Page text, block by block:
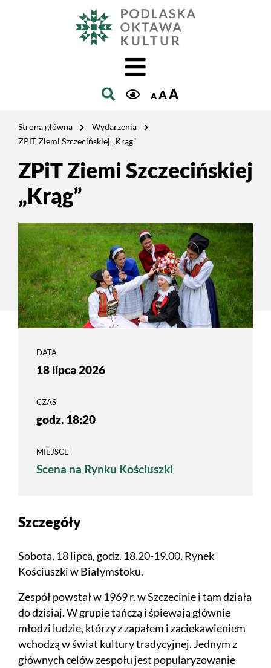
AAA
Strona główna
Wydarzenia
ZPiT Ziemi Szczecińskiej „Krąg”
ZPiT Ziemi Szczecińskiej
„Krąg”
DATA
18 lipca 2026
CZAS
godz. 18:20
MIEJSCE
Scena na Rynku Kościuszki
Szczegóły
Sobota, 18 lipca, godz. 18.20-19.00, Rynek
Kościuszki w Białymstoku.
Zespół powstał w 1969 r. w Szczecinie i tam działa
do dzisiaj. W grupie tańczą i śpiewają głównie
młodzi ludzie, którzy z zapałem i zaciekawieniem
wchodzą w świat kultury tradycyjnej. Jednym z
głównych celów zespołu jest popularyzowanie